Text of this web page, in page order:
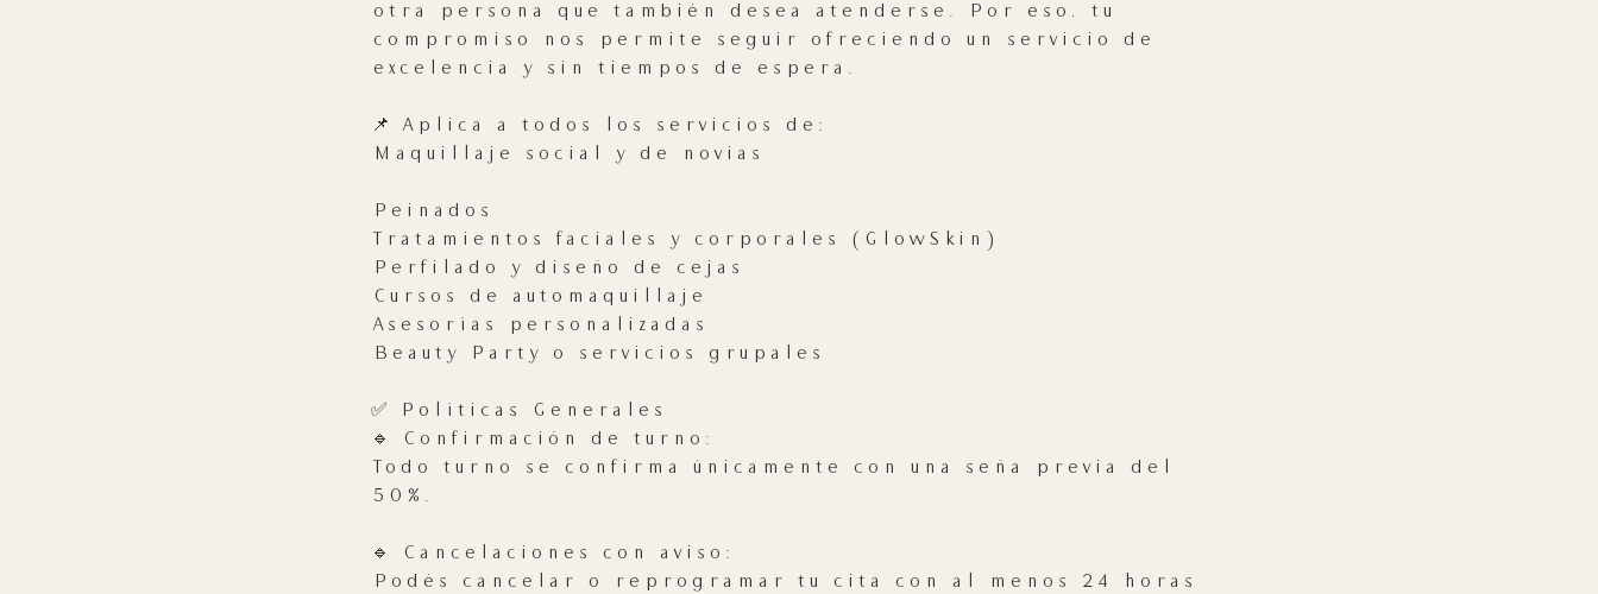
otra persona que también desea atenderse. Por eso, tu
compromiso nos permite seguir ofreciendo un servicio de
excelencia y sin tiempos de espera.
📌 Aplica a todos los servicios de:
Maquillaje social y de novias
Peinados
Tratamientos faciales y corporales (GlowSkin)
Perfilado y diseño de cejas
Cursos de automaquillaje
Asesorías personalizadas
Beauty Party o servicios grupales
✅ Políticas Generales
🔹 Confirmación de turno:
Todo turno se confirma únicamente con una seña previa del
50%.
🔹 Cancelaciones con aviso:
Podés cancelar o reprogramar tu cita con al menos 24 horas